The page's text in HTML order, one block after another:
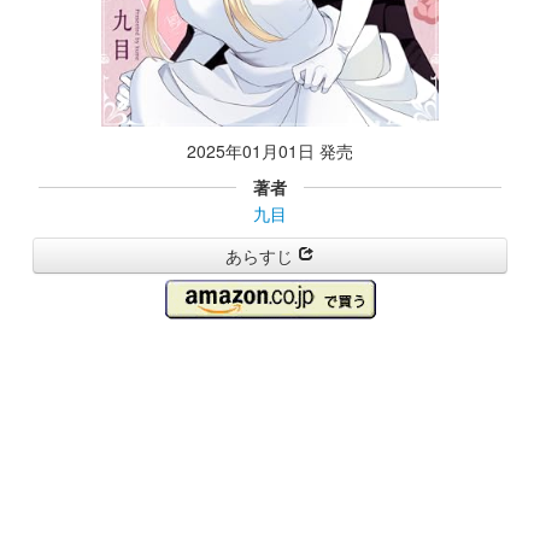
2025年01月01日 発売
著者
九目
あらすじ